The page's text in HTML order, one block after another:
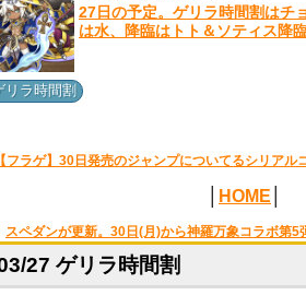
27日の予定。ゲリラ時間割はチ
は水、降臨はトト＆ソティス降臨
リラ時間割
フラゲ】30日発売のジャンプについてるシリアル
HOME
スペダンが更新。30日(月)から神羅万象コラボ第
27 ゲリラ時間割